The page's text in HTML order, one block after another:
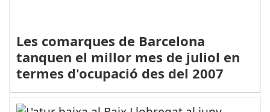
Les comarques de Barcelona
tanquen el millor mes de juliol en
termes d'ocupació des del 2007